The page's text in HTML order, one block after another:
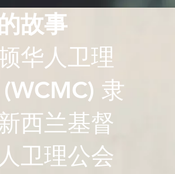
故事
华人卫理
隶
西兰基督
卫理公会